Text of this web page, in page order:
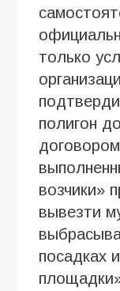
только
полигон
возчики»
вывезти
посадках